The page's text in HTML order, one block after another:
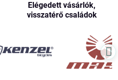
Elégedett vásárlók,
visszatérő családok